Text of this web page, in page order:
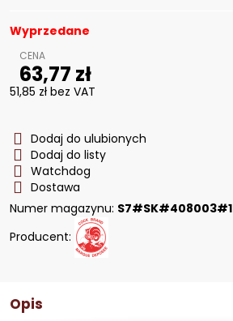
Wyprzedane
63,77 zł
51,85 zł bez VAT
Dodaj do ulubionych
Dodaj do listy
Watchdog
Dostawa
Numer magazynu: S7#SK#408003#1
Producent:
Opis